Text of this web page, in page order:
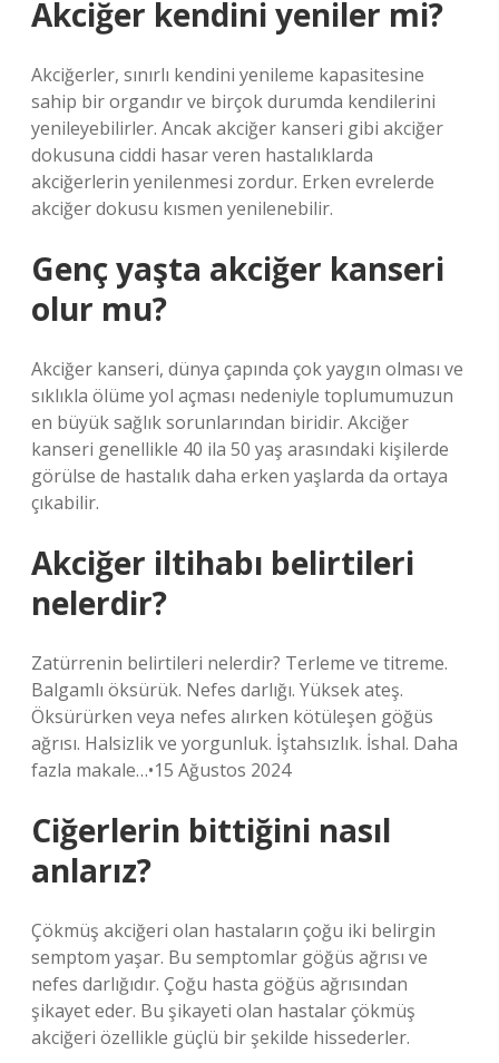
Akciğer kendini yeniler mi?
Akciğerler, sınırlı kendini yenileme kapasitesine
sahip bir organdır ve birçok durumda kendilerini
yenileyebilirler. Ancak akciğer kanseri gibi akciğer
dokusuna ciddi hasar veren hastalıklarda
akciğerlerin yenilenmesi zordur. Erken evrelerde
akciğer dokusu kısmen yenilenebilir.
Genç yaşta akciğer kanseri
olur mu?
Akciğer kanseri, dünya çapında çok yaygın olması ve
sıklıkla ölüme yol açması nedeniyle toplumumuzun
en büyük sağlık sorunlarından biridir. Akciğer
kanseri genellikle 40 ila 50 yaş arasındaki kişilerde
görülse de hastalık daha erken yaşlarda da ortaya
çıkabilir.
Akciğer iltihabı belirtileri
nelerdir?
Zatürrenin belirtileri nelerdir? Terleme ve titreme.
Balgamlı öksürük. Nefes darlığı. Yüksek ateş.
Öksürürken veya nefes alırken kötüleşen göğüs
ağrısı. Halsizlik ve yorgunluk. İştahsızlık. İshal. Daha
fazla makale…•15 Ağustos 2024
Ciğerlerin bittiğini nasıl
anlarız?
Çökmüş akciğeri olan hastaların çoğu iki belirgin
semptom yaşar. Bu semptomlar göğüs ağrısı ve
nefes darlığıdır. Çoğu hasta göğüs ağrısından
şikayet eder. Bu şikayeti olan hastalar çökmüş
akciğeri özellikle güçlü bir şekilde hissederler.